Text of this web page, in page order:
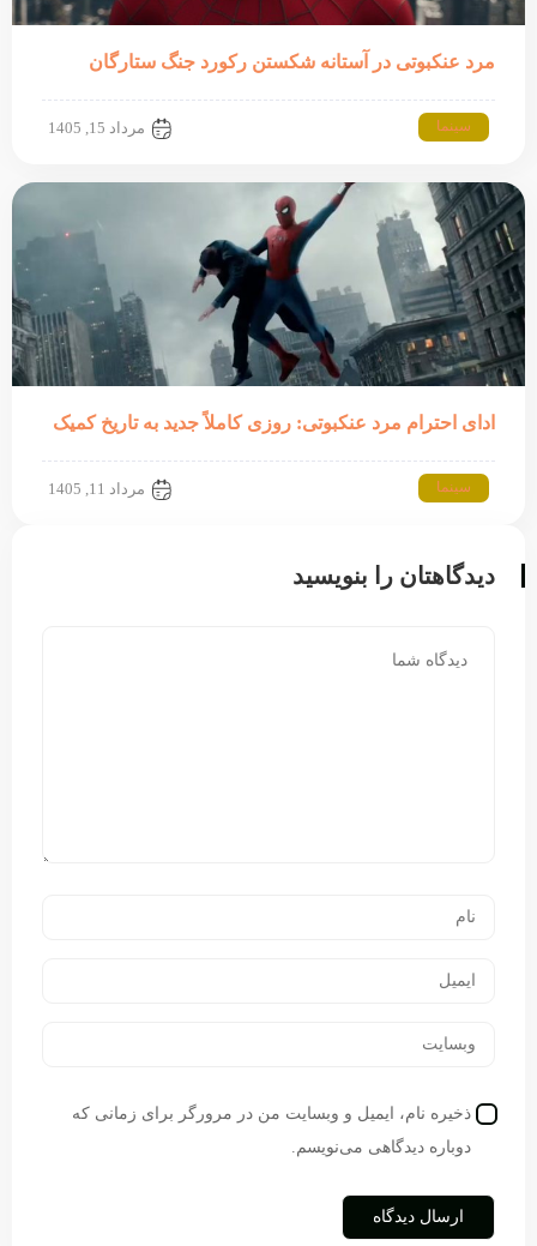
مرد عنکبوتی در آستانه شکستن رکورد جنگ ستارگان
سینما مرداد 15, 1405
ادای احترام مرد عنکبوتی: روزی کاملاً جدید به تاریخ کمیک
سینما مرداد 11, 1405
دیدگاهتان را بنویسید
ذخیره نام، ایمیل و وبسایت من در مرورگر برای زمانی که
دوباره دیدگاهی می‌نویسم.